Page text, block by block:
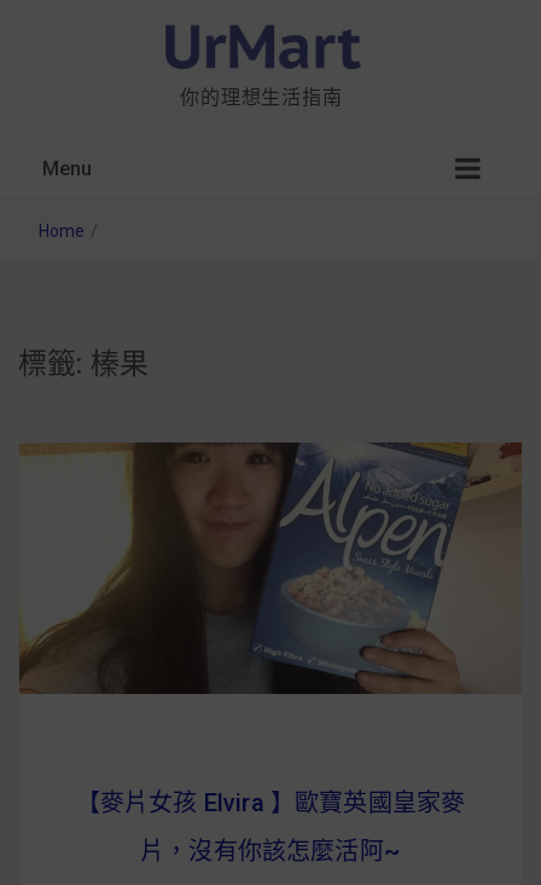
你的理想生活指南
Menu
星巴克都用 OATLY 泡咖啡？市售燕麥奶大剖
無麩質食物清單一覽：燕麥、麵包還有餅乾，
早上沒時間做早餐？10 款隔夜更美味的燕麥粥
簡單料理
清楚！
Home /
標籤: 榛果
【麥片女孩 Elvira 】歐寶英國皇家麥
片，沒有你該怎麼活阿~